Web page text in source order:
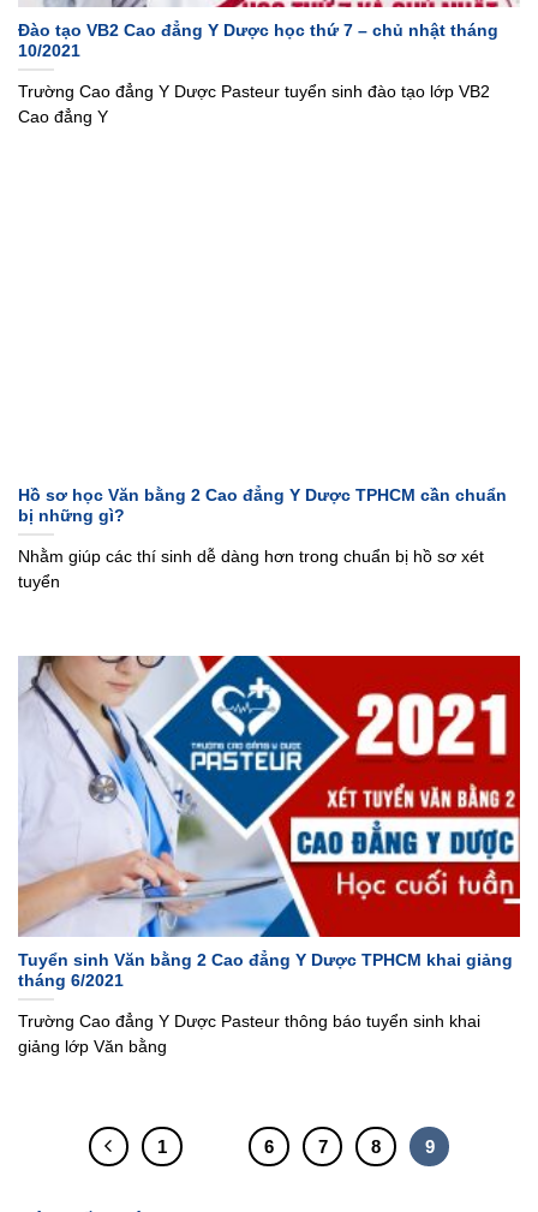
Đào tạo VB2 Cao đẳng Y Dược học thứ 7 – chủ nhật tháng
10/2021
Trường Cao đẳng Y Dược Pasteur tuyển sinh đào tạo lớp VB2
Cao đẳng Y
Hồ sơ học Văn bằng 2 Cao đẳng Y Dược TPHCM cần chuẩn
bị những gì?
Nhằm giúp các thí sinh dễ dàng hơn trong chuẩn bị hồ sơ xét
tuyển
Tuyển sinh Văn bằng 2 Cao đẳng Y Dược TPHCM khai giảng
tháng 6/2021
Trường Cao đẳng Y Dược Pasteur thông báo tuyển sinh khai
giảng lớp Văn bằng
1 6 7 8 9